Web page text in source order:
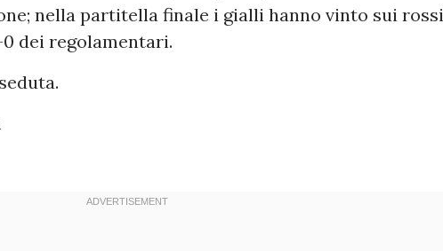
nella partitella finale i gialli hanno vinto sui rossi
dei regolamentari.